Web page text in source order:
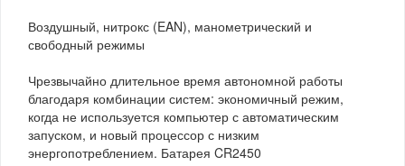
Воздушный, нитрокс (EAN), манометрический и
свободный режимы
Чрезвычайно длительное время автономной работы
благодаря комбинации систем: экономичный режим,
когда не используется компьютер с автоматическим
запуском, и новый процессор с низким
энергопотреблением. Батарея CR2450